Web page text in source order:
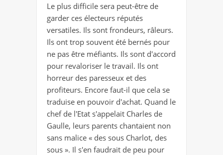
Le plus difficile sera peut-être de
garder ces électeurs réputés
versatiles. Ils sont frondeurs, râleurs.
Ils ont trop souvent été bernés pour
ne pas être méfiants. Ils sont d'accord
pour revaloriser le travail. Ils ont
horreur des paresseux et des
profiteurs. Encore faut-il que cela se
traduise en pouvoir d'achat. Quand le
chef de l'Etat s'appelait Charles de
Gaulle, leurs parents chantaient non
sans malice « des sous Charlot, des
sous ». Il s'en faudrait de peu pour